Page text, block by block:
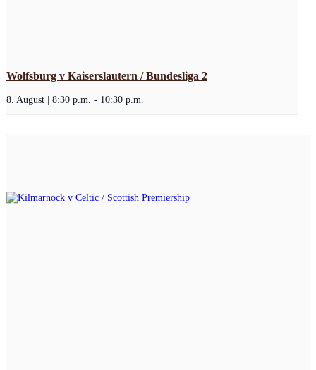
Wolfsburg v Kaiserslautern / Bundesliga 2
8. August | 8:30 p.m. - 10:30 p.m.